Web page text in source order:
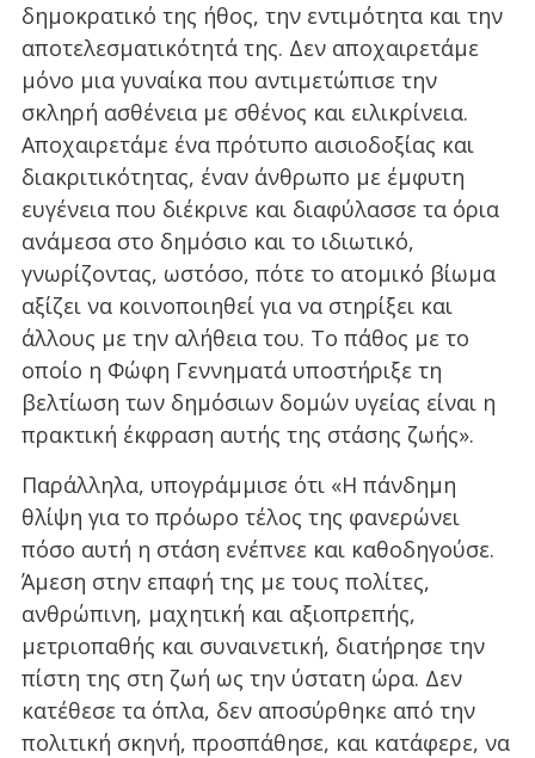
δημοκρατικό της ήθος, την εντιμότητα και την
αποτελεσματικότητά της. Δεν αποχαιρετάμε
μόνο μια γυναίκα που αντιμετώπισε την
σκληρή ασθένεια με σθένος και ειλικρίνεια.
Αποχαιρετάμε ένα πρότυπο αισιοδοξίας και
διακριτικότητας, έναν άνθρωπο με έμφυτη
ευγένεια που διέκρινε και διαφύλασσε τα όρια
ανάμεσα στο δημόσιο και το ιδιωτικό,
γνωρίζοντας, ωστόσο, πότε το ατομικό βίωμα
αξίζει να κοινοποιηθεί για να στηρίξει και
άλλους με την αλήθεια του. Το πάθος με το
οποίο η Φώφη Γεννηματά υποστήριξε τη
βελτίωση των δημόσιων δομών υγείας είναι η
πρακτική έκφραση αυτής της στάσης ζωής».
Παράλληλα, υπογράμμισε ότι «Η πάνδημη
θλίψη για το πρόωρο τέλος της φανερώνει
πόσο αυτή η στάση ενέπνεε και καθοδηγούσε.
Άμεση στην επαφή της με τους πολίτες,
ανθρώπινη, μαχητική και αξιοπρεπής,
μετριοπαθής και συναινετική, διατήρησε την
πίστη της στη ζωή ως την ύστατη ώρα. Δεν
κατέθεσε τα όπλα, δεν αποσύρθηκε από την
πολιτική σκηνή, προσπάθησε, και κατάφερε, να